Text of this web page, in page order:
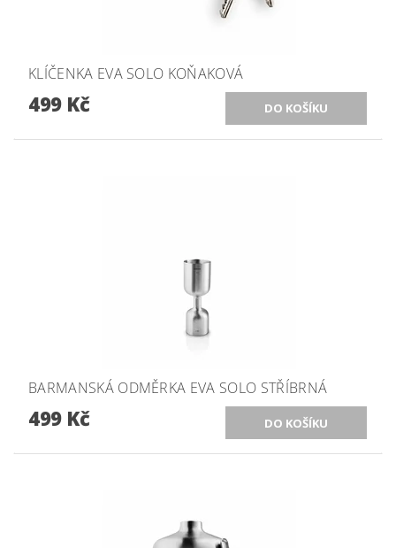
KLÍČENKA EVA SOLO KOŇAKOVÁ
499 Kč
BARMANSKÁ ODMĚRKA EVA SOLO STŘÍBRNÁ
499 Kč